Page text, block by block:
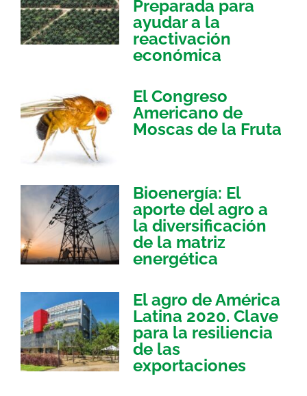
Preparada para
ayudar a la
reactivación
económica
El Congreso
Americano de
Moscas de la Fruta
Bioenergía: El
aporte del agro a
la diversificación
de la matriz
energética
El agro de América
Latina 2020. Clave
para la resiliencia
de las
exportaciones